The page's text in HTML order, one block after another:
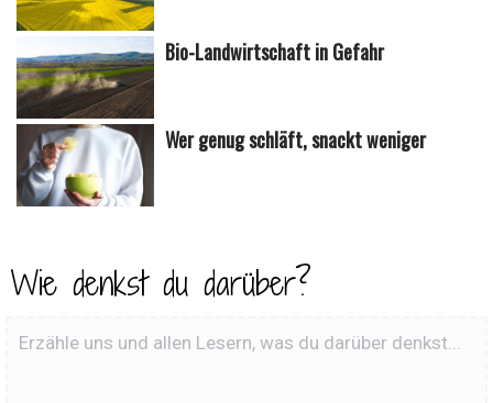
Bio-Landwirtschaft in Gefahr
Wer genug schläft, snackt weniger
Wie denkst du darüber?